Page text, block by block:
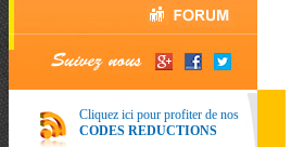
Cliquez ici pour profiter de nos
CODES REDUCTIONS